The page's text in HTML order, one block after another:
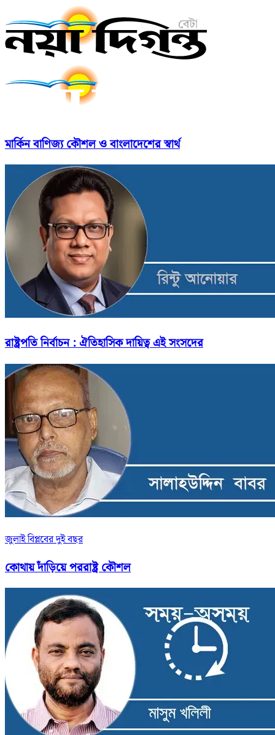
মার্কিন বাণিজ্য কৌশল ও বাংলাদেশের স্বার্থ
রাষ্ট্রপতি নির্বাচন : ঐতিহাসিক দায়িত্ব এই সংসদের
জুলাই বিপ্লবের দুই বছর
কোথায় দাঁড়িয়ে পররাষ্ট্র কৌশল